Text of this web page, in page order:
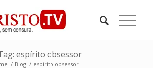
espírito obsessor
/ Blog / espírito obsessor